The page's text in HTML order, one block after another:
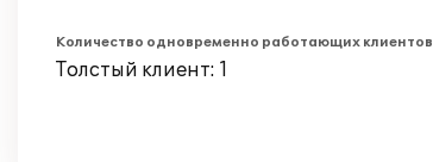
Количество одновременно работающих клиентов
Толстый клиент: 1